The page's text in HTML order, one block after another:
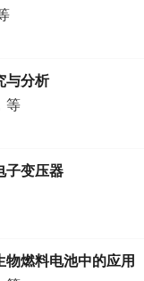
与分析
等
子变压器
燃料电池中的应用